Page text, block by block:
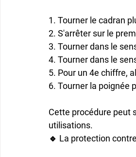
1. Tourner le cadran
2. S'arrêter sur le
3. Tourner dans le
4. Tourner dans le
5. Pour un 4e chiffre,
6. Tourner la poignée
Cette procédure peut
utilisations.
🔹 La protection